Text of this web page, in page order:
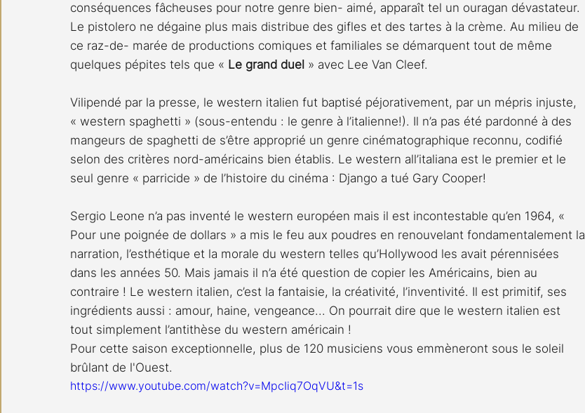
conséquences fâcheuses pour notre genre bien- aimé, apparaît tel un ouragan dévastateur.
Le pistolero ne dégaine plus mais distribue des gifles et des tartes à la crème. Au milieu de
ce raz-de- marée de productions comiques et familiales se démarquent tout de même
quelques pépites tels que « Le grand duel » avec Lee Van Cleef.
Vilipendé par la presse, le western italien fut baptisé péjorativement, par un mépris injuste,
« western spaghetti » (sous-entendu : le genre à l’italienne!). Il n’a pas été pardonné à des
mangeurs de spaghetti de s’être approprié un genre cinématographique reconnu, codifié
selon des critères nord-américains bien établis. Le western all’italiana est le premier et le
seul genre « parricide » de l’histoire du cinéma : Django a tué Gary Cooper!
Sergio Leone n’a pas inventé le western européen mais il est incontestable qu’en 1964, «
Pour une poignée de dollars » a mis le feu aux poudres en renouvelant fondamentalement la
narration, l’esthétique et la morale du western telles qu’Hollywood les avait pérennisées
dans les années 50. Mais jamais il n’a été question de copier les Américains, bien au
contraire ! Le western italien, c’est la fantaisie, la créativité, l’inventivité. Il est primitif, ses
ingrédients aussi : amour, haine, vengeance... On pourrait dire que le western italien est
tout simplement l’antithèse du western américain !
Pour cette saison exceptionnelle, plus de 120 musiciens vous emmèneront sous le soleil
brûlant de l'Ouest.
https://www.youtube.com/watch?v=MpcIiq7OqVU&t=1s